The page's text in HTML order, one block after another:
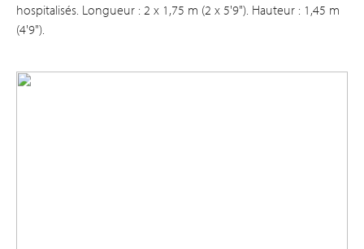
hospitalisés. Longueur : 2 x 1,75 m (2 x 5'9"). Hauteur : 1,45 m
(4'9").